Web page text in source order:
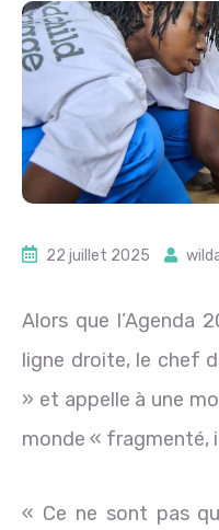
22 juillet 2025
Alors que l’Agenda
ligne droite, le chef
» et appelle à une
monde « fragmenté,
« Ce ne sont pas